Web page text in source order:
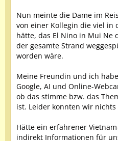
Nun meinte die Dame im
von einer Kollegin die viel in
hätte, das El Nino in Mui Ne
der gesamte Strand
worden wäre.
Meine Freundin und ich
Google, AI und Online-
ob das stimme bzw. das
ist. Leider konnten wir
Hätte ein erfahrener
indirekt Informationen für